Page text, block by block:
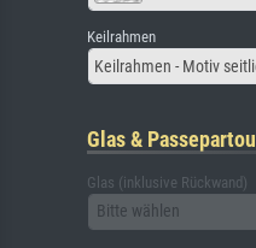
Keilrahmen
Keilrahmen - Motiv
Glas &
Glas (inklusive Rückwand)
Bitte wählen